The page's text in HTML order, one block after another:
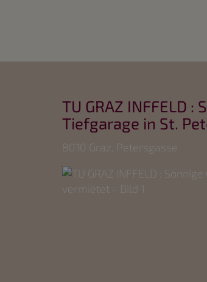
TU GRAZ INFFELD
Tiefgarage in St.
8010 Graz , Petersgasse